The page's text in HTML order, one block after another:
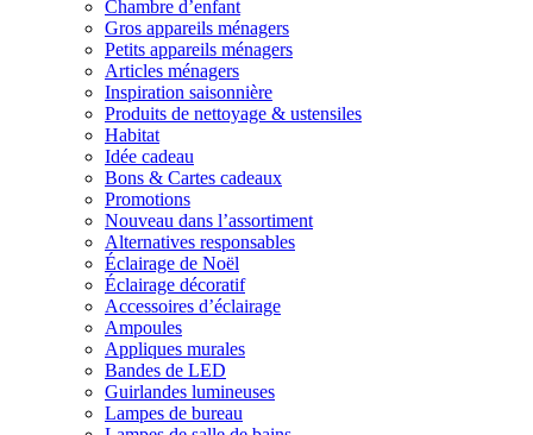
Chambre d’enfant
Gros appareils ménagers
Petits appareils ménagers
Articles ménagers
Inspiration saisonnière
Produits de nettoyage & ustensiles
Habitat
Idée cadeau
Bons & Cartes cadeaux
Promotions
Nouveau dans l’assortiment
Alternatives responsables
Éclairage de Noël
Éclairage décoratif
Accessoires d’éclairage
Ampoules
Appliques murales
Bandes de LED
Guirlandes lumineuses
Lampes de bureau